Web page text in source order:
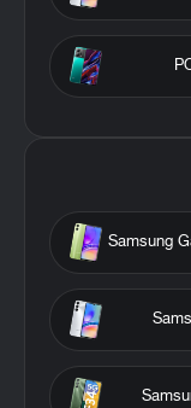
Samsung